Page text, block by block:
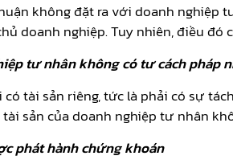
không đặt ra với doanh
doanh nghiệp. Tuy nhiên, điều
tư nhân không có tư cách pháp
tài sản riêng, tức là phải có sự
sản của doanh nghiệp tư nhân
phát hành chứng khoán